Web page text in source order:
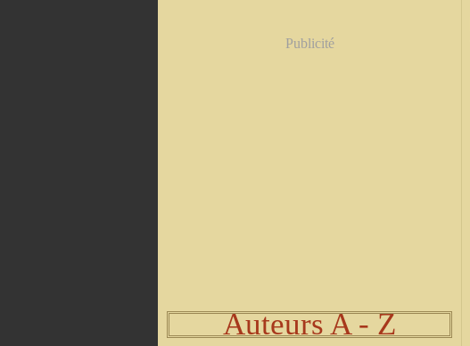
Publicité
Auteurs A - Z